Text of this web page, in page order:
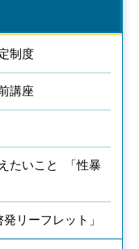
制度
講座
たいこと 「性暴
リーフレット」